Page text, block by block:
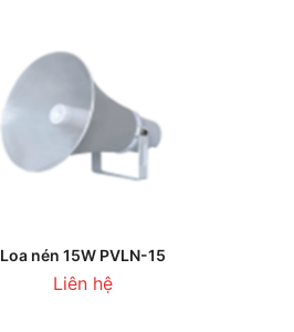
THÊM VÀO GIỎ HÀNG
Loa nén 15W PVLN-15
Liên hệ